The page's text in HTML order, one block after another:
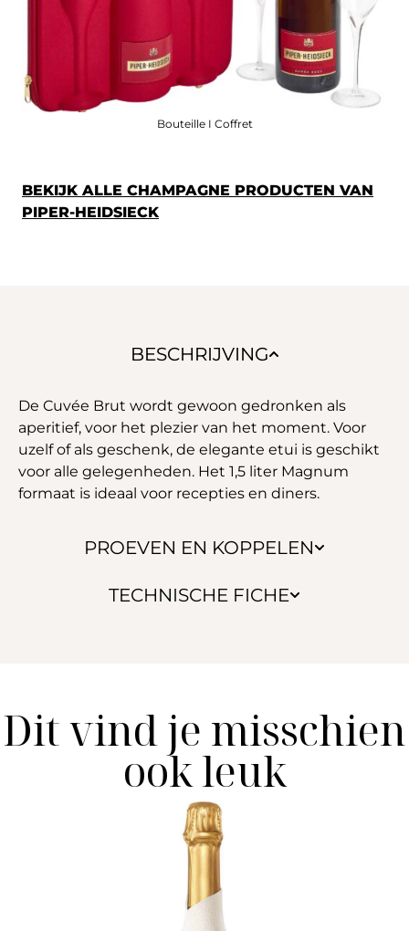
Bouteille I Coffret
BEKIJK ALLE CHAMPAGNE PRODUCTEN VAN
PIPER-HEIDSIECK
BESCHRIJVING
PROEVEN EN KOPPELEN
TECHNISCHE FICHE
De Cuvée Brut wordt gewoon gedronken als
aperitief, voor het plezier van het moment. Voor
uzelf of als geschenk, de elegante etui is geschikt
voor alle gelegenheden. Het 1,5 liter Magnum
formaat is ideaal voor recepties en diners.
Dit vind je misschien
ook leuk